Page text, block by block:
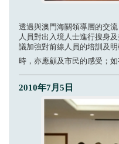
透過與澳門海關領導層的交
人員對出入境人士進行搜身
議加強對前線人員的培訓及
時，亦應顧及市民的感受；如
2010年7月5日